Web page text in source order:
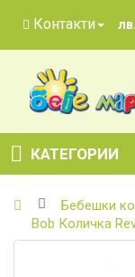
Контакти лв.
КАТЕГОРИИ
Бебешки
Bob Количка